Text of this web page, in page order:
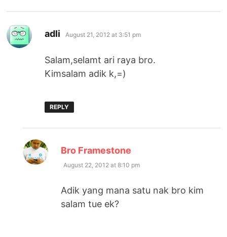
adli says:
August 21, 2012 at 3:51 pm
Salam,selamt ari raya bro.
Kimsalam adik k,=)
REPLY
Bro Framestone
August 22, 2012 at 8:10 pm
Adik yang mana satu nak bro kim
salam tue ek?